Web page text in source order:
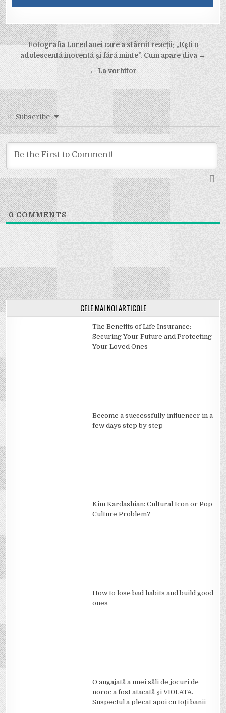
Post
navigation
Fotografia Loredanei care a stârnit reacții: „Ești o
adolescentă inocentă și fără minte”. Cum apare diva →
← La vorbitor
Subscribe
0COMMENTS
CELE MAI NOI ARTICOLE
The Benefits of Life Insurance:
Securing Your Future and Protecting
Your Loved Ones
Become a successfully influencer in a
few days step by step
Kim Kardashian: Cultural Icon or Pop
Culture Problem?
How to lose bad habits and build good
ones
O angajată a unei săli de jocuri de
noroc a fost atacată și VI0LATA.
Suspectul a plecat apoi cu toți banii